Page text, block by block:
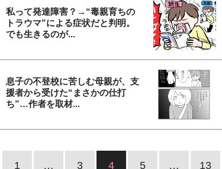
私って発達障害？→“毒親育ちの
トラウマ”による症状だと判明。
でも生きるのが...
息子の不登校に苦しむ母親が、支
援者から受けた“まさかの仕打
ち”…作者を取材...
1 … 3 4 5 … 13